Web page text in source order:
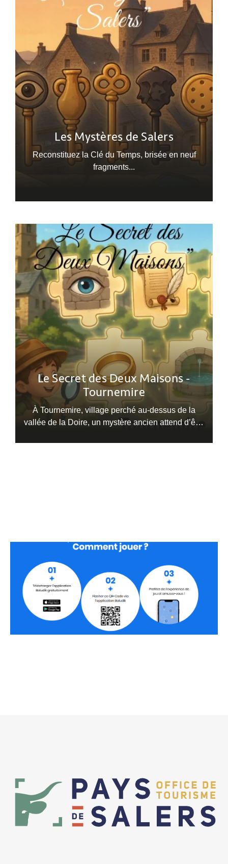
Les Mystères de Salers
Reconstituez la Clé du Temps, brisée en neuf
fragments...
Le Secret des Deux Maisons -
Tournemire
À Tournemire, village perché au-dessus de la
vallée de la Doire, un mystère ancien attend d’être